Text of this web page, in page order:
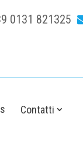
0131 821325
Contatti